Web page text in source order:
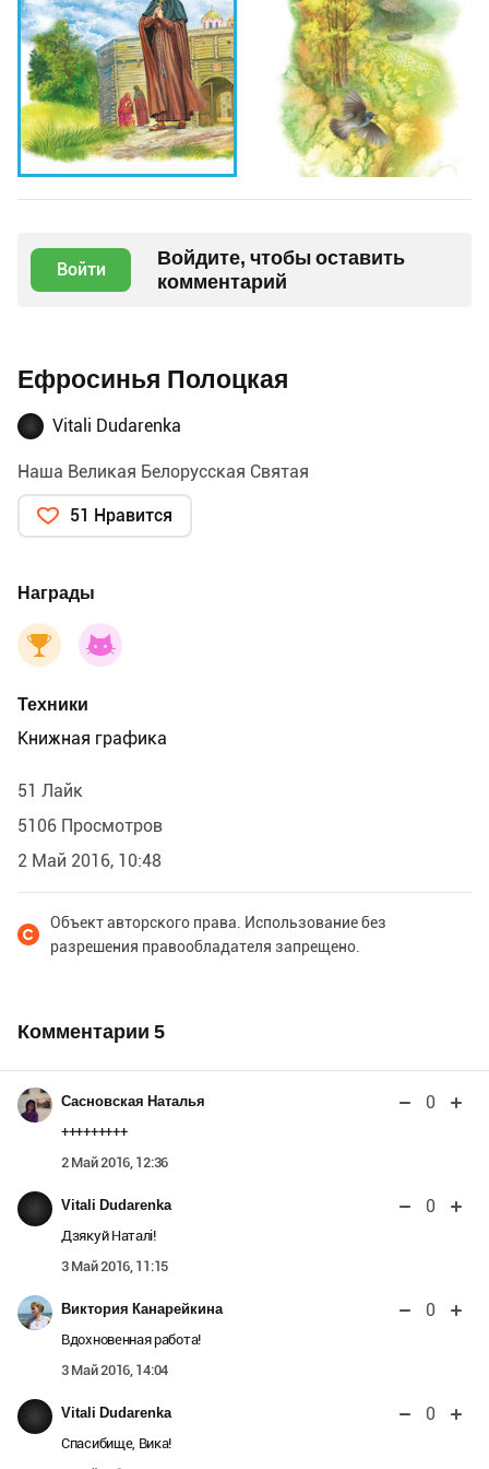
Войти
Войдите, чтобы оставить
комментарий
Ефросинья Полоцкая
Vitali Dudarenka
Наша Великая Белорусская Святая
51 Нравится
Награды
Техники
Книжная графика
51 Лайк
5106 Просмотров
2 Май 2016, 10:48
Объект авторского права. Использование без
разрешения правообладателя запрещено.
Комментарии 5
Сасновская Наталья 0
+++++++++
2 Май 2016, 12:36
Vitali Dudarenka 0
Дзякуй Наталі!
3 Май 2016, 11:15
Виктория Канарейкина 0
Вдохновенная работа!
3 Май 2016, 14:04
Vitali Dudarenka 0
Спасибище, Вика!